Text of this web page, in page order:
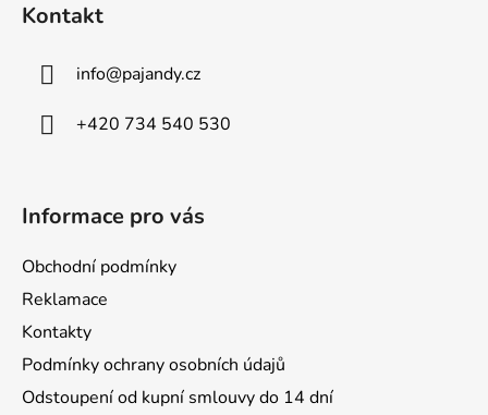
Kontakt
info@pajandy.cz
+420 734 540 530
Informace pro vás
Obchodní podmínky
Reklamace
Kontakty
Podmínky ochrany osobních údajů
Odstoupení od kupní smlouvy do 14 dní